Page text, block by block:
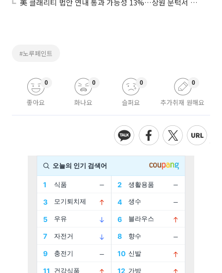
美 클래리티 법안 연내 통과 가능성 13%…상원 문턱서 제동
#노루페인트
좋아요
0
화나요
0
슬퍼요
0
추가취재 원해요
0